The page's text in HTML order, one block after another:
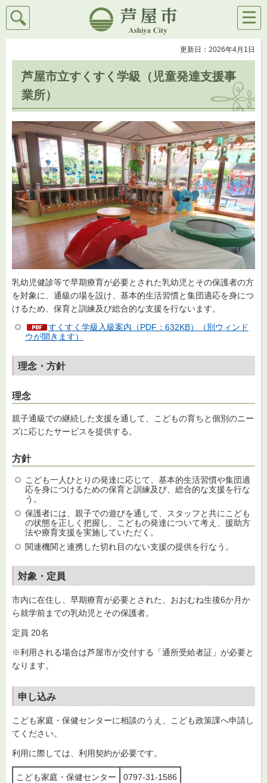
芦屋市
検索
メニ
ュー
更新日：2026年4月1日
芦屋市立すくすく学級（児童発達支援事
業所）
乳幼児健診等で早期療育が必要とされた乳幼児とその保護者の方
を対象に、通級の場を設け、基本的生活習慣と集団適応を身につ
けるため、保育と訓練及び総合的な支援を行ないます。
すくすく学級入級案内（PDF：632KB）（別ウィンド
ウが開きます）
理念・方針
理念
親子通級での継続した支援を通して、こどもの育ちと個別のニー
ズに応じたサービスを提供する。
方針
こども一人ひとりの発達に応じて、基本的生活習慣や集団適
応を身につけるための保育と訓練及び、総合的な支援を行な
う。
保護者には、親子での遊びを通して、スタッフと共にこども
の状態を正しく把握し、こどもの発達について考え、援助方
法や療育支援を実施していただく。
関連機関と連携した切れ目のない支援の提供を行なう。
対象・定員
市内に在住し、早期療育が必要とされた、おおむね生後6か月か
ら就学前までの乳幼児とその保護者。
定員 20名
※利用される場合は芦屋市が交付する「通所受給者証」が必要と
なります。
申し込み
こども家庭・保健センターに相談のうえ、こども政策課へ申請し
てください。
利用に際しては、利用契約が必要です。
こども家庭・保健センター 0797-31-1586